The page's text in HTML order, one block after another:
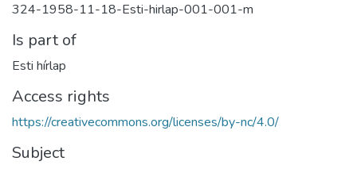
324-1958-11-18-Esti-hirlap-001-001-m
Is part of
Esti hírlap
Access rights
https://creativecommons.org/licenses/by-nc/4.0/
Subject